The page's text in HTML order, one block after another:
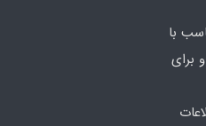
با
برای